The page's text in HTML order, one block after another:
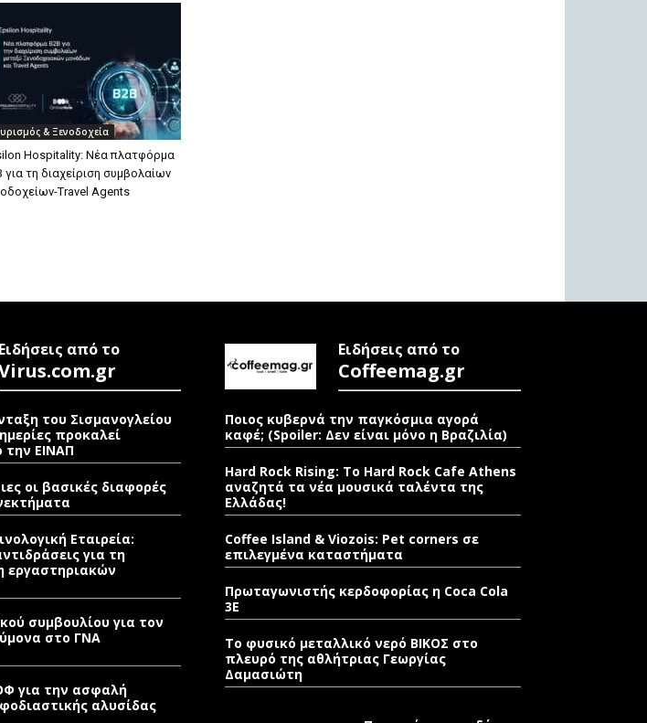
& Ξενοδοχεία
Hospitality: Νέα πλατφόρμα
για τη διαχείριση συμβολαίων
Travel Agents
Ειδήσεις από το
του Σισμανογλείου
προκαλεί
την ΕΙΝΑΠ
οι βασικές διαφορές
Εταιρεία:
για τη
εργαστηριακών
συμβουλίου για τον
στο ΓΝΑ
για την ασφαλή
αλυσίδας
Ειδήσεις από το
Coffeemag.gr
Ποιος κυβερνά την παγκόσμια αγορά
καφέ; (Spoiler: Δεν είναι μόνο η Βραζιλία)
Hard Rock Rising: Το Hard Rock Cafe Athens
αναζητά τα νέα μουσικά ταλέντα της
Ελλάδας!
Coffee Island & Viozois: Pet corners σε
επιλεγμένα καταστήματα
Πρωταγωνιστής κερδοφορίας η Coca Cola
3E
Το φυσικό μεταλλικό νερό ΒΙΚΟΣ στο
πλευρό της αθλήτριας Γεωργίας
Δαμασιώτη